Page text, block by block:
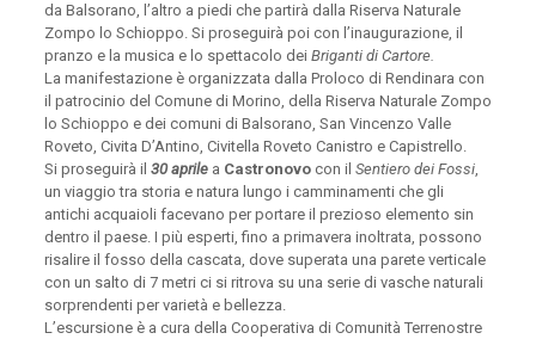
da Balsorano, l’altro a piedi che partirà dalla Riserva Naturale
Zompo lo Schioppo. Si proseguirà poi con l’inaugurazione, il
pranzo e la musica e lo spettacolo dei Briganti di Cartore.
La manifestazione è organizzata dalla Proloco di Rendinara con
il patrocinio del Comune di Morino, della Riserva Naturale Zompo
lo Schioppo e dei comuni di Balsorano, San Vincenzo Valle
Roveto, Civita D’Antino, Civitella Roveto Canistro e Capistrello.
Si proseguirà il 30 aprilea Castronovocon il Sentiero dei Fossi,
un viaggio tra storia e natura lungo i camminamenti che gli
antichi acquaioli facevano per portare il prezioso elemento sin
dentro il paese. I più esperti, fino a primavera inoltrata, possono
risalire il fosso della cascata, dove superata una parete verticale
con un salto di 7 metri ci si ritrova su una serie di vasche naturali
sorprendenti per varietà e bellezza.
L’escursione è a cura della Cooperativa di Comunità Terrenostre